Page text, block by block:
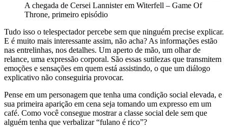
A chegada de Cersei Lannister em Witerfell – Game Of
Throne, primeiro episódio
Tudo isso o telespectador percebe sem que ninguém precise explicar.
E é muito mais interessante assim, não acha? As informações estão
nas entrelinhas, nos detalhes. Um aperto de mão, um olhar de
relance, uma expressão corporal. São essas sutilezas que transmitem
emoções e sensações em quem está assistindo, o que um diálogo
explicativo não conseguiria provocar.
Pense em um personagem que tenha uma condição social elevada, e
sua primeira aparição em cena seja tomando um expresso em um
café. Como você consegue mostrar a classe social dele sem que
alguém tenha que verbalizar “fulano é rico”?